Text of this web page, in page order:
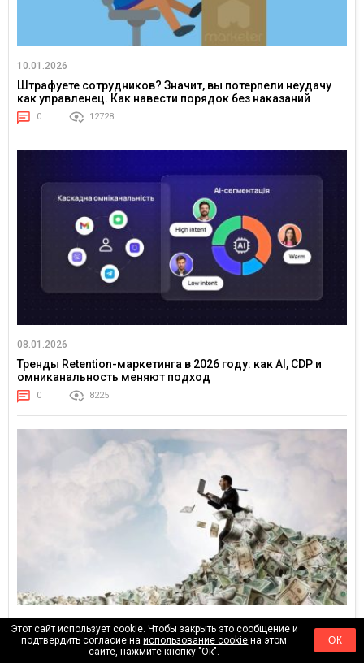
10.01.2026
Штрафуете сотрудников? Значит, вы потерпели неудачу
как управленец. Как навести порядок без наказаний
0 12728
08.01.2026
Тренды Retention-маркетинга в 2026 году: как AI, CDP и
омниканальность меняют подход
0 8225
25.12.2025
Вы бедны не из-за лени. Почему одни зарабатывают
копейки, а другие — миллионы за ту же работу
Этот сайт использует cookie. Чтобы закрыть это сообщение и
подтвердить согласие наиспользование cookie на этом
сайте, нажмите кнопку "Ок".
ОК